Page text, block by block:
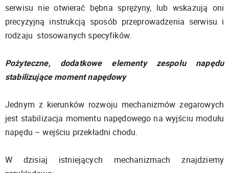
serwisu nie otwierać bębna sprężyny, lub wskazują oni
precyzyjną instrukcją sposób przeprowadzenia serwisu i
rodzaju stosowanych specyfików.
Pożyteczne, dodatkowe elementy zespołu napędu
stabilizujące moment napędowy
Jednym z kierunków rozwoju mechanizmów zegarowych
jest stabilizacja momentu napędowego na wyjściu modułu
napędu – wejściu przekładni chodu.
W dzisiaj istniejących mechanizmach znajdziemy